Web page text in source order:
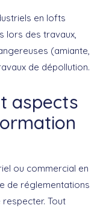
en lofts
lors des travaux,
(amiante,
de dépollution.
aspects
ou commercial en
de réglementations
respecter. Tout